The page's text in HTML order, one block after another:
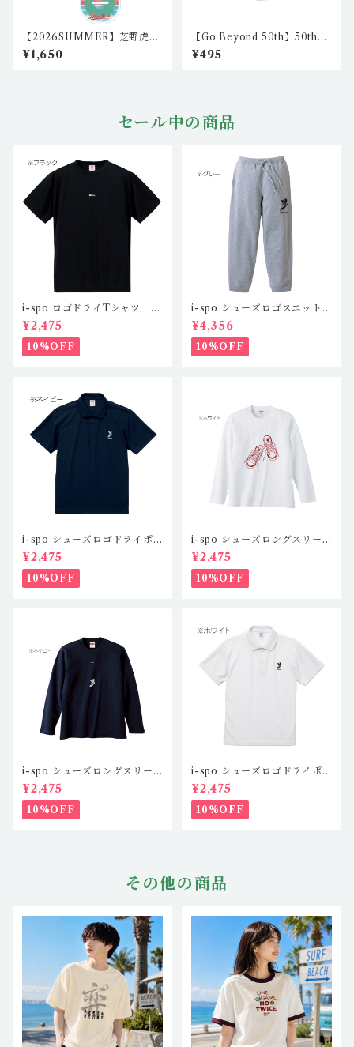
【2026SUMMER】芝野虎丸
棋聖 2wayアクリルスタンド
igo-as-02
¥1,650
【Go Beyond 50th】50th
57mm丸型缶バッジ（2個セッ
ト）nkc-cb-01/nkc-cb-02
¥495
セール中の商品
i-spo ロゴドライTシャツ IS
-DT-201,2,3,4（4カラー）
¥2,475
10%OFF
i-spo シューズロゴスエット
パンツ IS-SP-101,2（2カラ
ー）
¥4,356
10%OFF
i-spo シューズロゴドライポ
ロシャツツ IS-DP-101,2,3,
4(4カラー)
¥2,475
10%OFF
i-spo シューズロングスリー
ブTシャツ1 IS-LS-101,2,3,
4（4カラー）
¥2,475
10%OFF
i-spo シューズロングスリー
ブTシャツ2 IS-LS-201,2,3,
4（4カラー）
¥2,475
10%OFF
i-spo シューズロゴドライポ
ロシャツツ IS-DP-101,2,3,
4(4カラー)
¥2,475
10%OFF
その他の商品